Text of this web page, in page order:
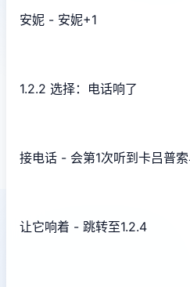
安妮 - 安妮+1
1.2.2 选择：电话响了
接电话 - 会第1次听到卡吕普
让它响着 - 跳转至1.2.4